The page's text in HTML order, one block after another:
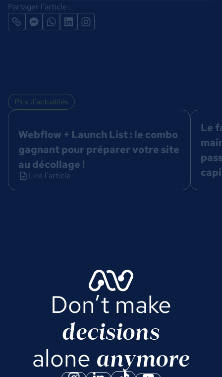
Partager l’article :
Plus d'actualités
Webflow + Launch List : le combo
gagnant pour préparer votre site
au décollage !
Lire l’article
Le
Don’t make
decisions
alone anymore